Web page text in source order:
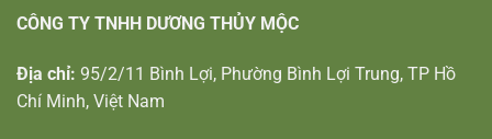
CÔNG TY TNHH DƯƠNG THỦY MỘC
Địa chỉ: 95/2/11 Bình Lợi, Phường Bình Lợi Trung, TP Hồ
Chí Minh, Việt Nam